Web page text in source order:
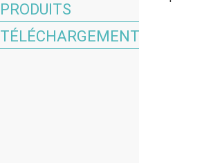
PRODUITS
TÉLÉCHARGEMENT